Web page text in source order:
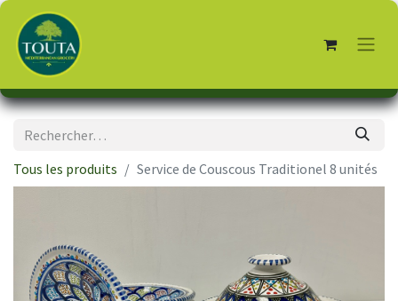
Tous les produits Service de Couscous Traditionel 8 unités